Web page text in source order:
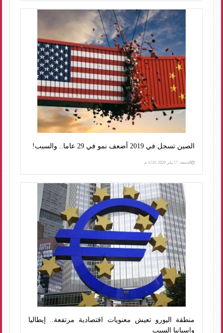
الصين تسجل في 2019 أضعف نمو في 29 عاما‬.. والسبب!
الجمعة، 17 يناير 2020 12:01 م
منطقة اليورو تعيش معنويات اقتصادية مرتفعة.. إيطاليا
وإسبانيا السبب